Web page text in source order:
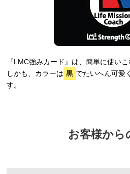
『LMC強みカード』は、簡単に使い
しかも、カラーは 黒 でたいへん可愛
す。
お客様から